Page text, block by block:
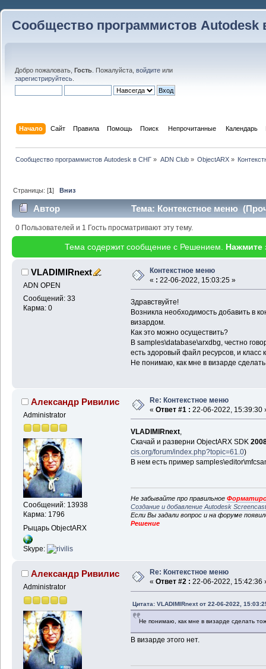
Сообщество программистов Autodesk
Добро пожаловать, Гость . Пожалуйста, войдите или
зарегистрируйтесь
Начало Сайт Правила Помощь Поиск Непрочитанные Календарь
Сообщество программистов Autodesk в СНГ » ADN Club» ObjectARX»
Страницы: [1]Вниз
Автор Тема: Контекстное меню
0 Пользователей и 1 Гость просматривают эту тему.
Тема содержит сообщение с Решением. Нажмите
VLADIMIRnext
ADN OPEN
Сообщений: 33
Карма: 0
Контекстное меню
« : 22-06-2022, 15:03:25 »
Здравствуйте!
Возникла необходимость добавить в
визардом.
Как это можно осуществить?
В samples\database\arxdbg, честно
есть здоровый файл ресурсов, и класс
Не понимаю, как мне в визарде
Александр Ривилис
Administrator
Сообщений: 13938
Карма: 1796
Рыцарь ObjectARX
Skype:
Re: Контекстное меню
« Ответ #1 : 22-06-2022, 15:39:30
VLADIMIRnext,
Скачай и разверни ObjectARX SDK
cis.org/forum/index.php?topic=61.0)
В нем есть пример
Не забывайте про правильное
Создание и добавление Autodesk
Если Вы задали вопрос и на форуме
Решение
Александр Ривилис
Administrator
Re: Контекстное меню
« Ответ #2 : 22-06-2022, 15:42:36
Цитата: VLADIMIRnext от 22-06-2022,
Не понимаю, как мне в визарде сделать
В визарде этого нет.